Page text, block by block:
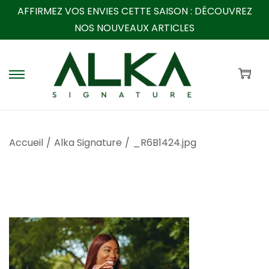
AFFIRMEZ VOS ENVIES CETTE SAISON : DÉCOUVREZ
NOS NOUVEAUX ARTICLES
P
a
e
a
n
a
P
a
e
c
o
n
Accueil / Alka Signature / _R6B1424.jpg